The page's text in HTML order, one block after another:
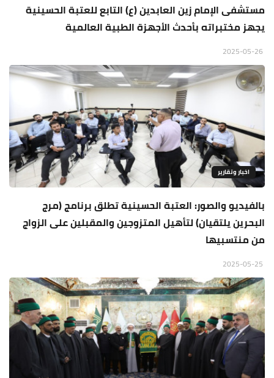
مستشفى الإمام زين العابدين (ع) التابع للعتبة الحسينية
يجهز مختبراته بأحدث الأجهزة الطبية العالمية
اخبار وتقارير
بالفيديو والصور: العتبة الحسينية تطلق برنامج (مرج
البحرين يلتقيان) لتأهيل المتزوجين والمقبلين على الزواج
من منتسبيها